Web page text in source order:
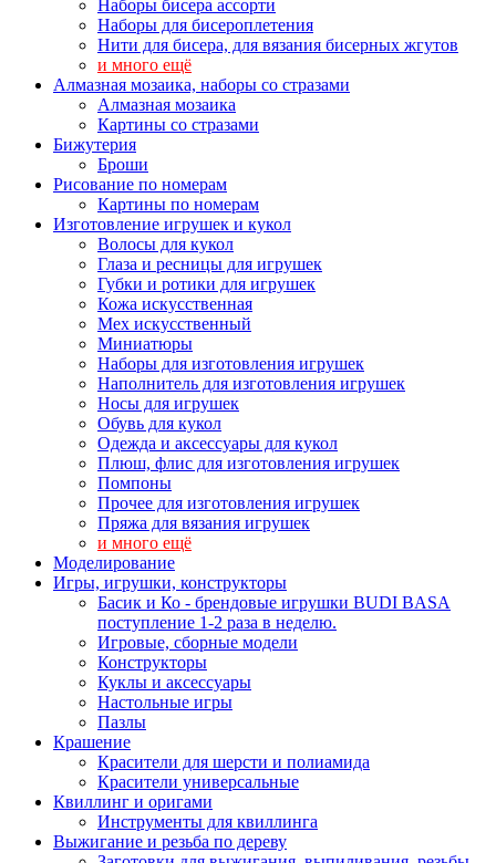
Наборы бисера ассорти
Наборы для бисероплетения
Нити для бисера, для вязания бисерных жгутов
и много ещё
Алмазная мозаика, наборы со стразами
Алмазная мозаика
Картины co стразами
Бижутерия
Броши
Рисование по номерам
Картины по номерам
Изготовление игрушек и кукол
Волосы для кукол
Глаза и ресницы для игрушек
Губки и ротики для игрушек
Кожа искусственная
Мех искусственный
Миниатюры
Наборы для изготовления игрушек
Наполнитель для изготовления игрушек
Носы для игрушек
Обувь для кукол
Одежда и аксессуары для кукол
Плюш, флис для изготовления игрушек
Помпоны
Прочее для изготовления игрушек
Пряжа для вязания игрушек
и много ещё
Моделирование
Игры, игрушки, конструкторы
Басик и Ко - брендовые игрушки BUDI BASA
поступление 1-2 раза в неделю.
Игровые, сборные модели
Конструкторы
Куклы и аксессуары
Настольные игры
Пазлы
Крашение
Красители для шерсти и полиамида
Красители универсальные
Квиллинг и оригами
Инструменты для квиллинга
Выжигание и резьба по дереву